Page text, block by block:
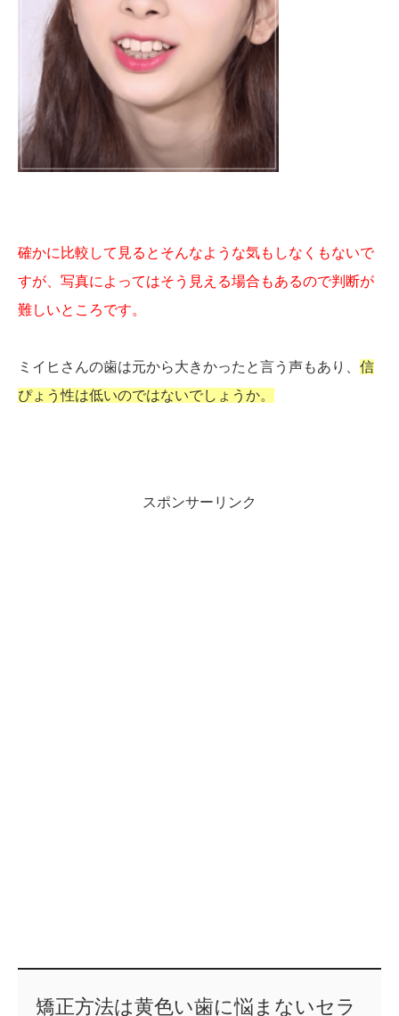
確かに比較して見るとそんなような気もしなくもないで
すが、写真によってはそう見える場合もあるので判断が
難しいところです。
ミイヒさんの歯は元から大きかったと言う声もあり、 信
ぴょう性は低いのではないでしょうか。
スポンサーリンク
矯正方法は黄色い歯に悩まないセラ